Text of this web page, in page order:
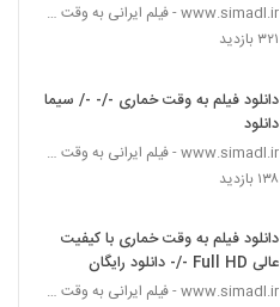
www.simadl.ir - فیلم ایرانی به وقت خماری
۳۲۱ بازدید
دانلود فیلم به وقت خماری -/- -/ سیما
دانلود
www.simadl.ir - فیلم ایرانی به وقت خماری
۱۳۸ بازدید
دانلود فیلم به وقت خماری با کیفیت
عالی Full HD -/- دانلود رایگان
www.simadl.ir - فیلم ایرانی به وقت خماری